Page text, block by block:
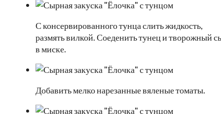
С консервированного тунца слить жидкость,
размять вилкой. Соеденить тунец и творожный
в миске.
Добавить мелко нарезанные вяленые томаты.